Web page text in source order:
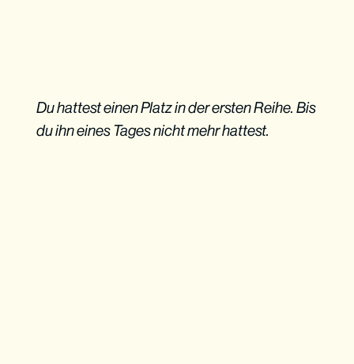
Du hattest einen Platz in der ersten Reihe. Bis
du ihn eines Tages nicht mehr hattest.